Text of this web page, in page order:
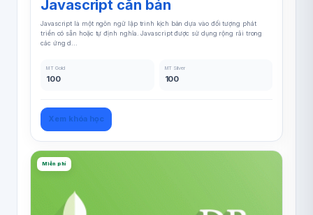
Javascript căn bản
Javascript là một ngôn ngữ lập trình kịch bản dựa vào đối tượng phát
triển có sẵn hoặc tự định nghĩa. Javascript được sử dụng rộng rãi trong
các ứng d...
MT Gold
100
MT Silver
100
Xem khóa học
Miễn phí